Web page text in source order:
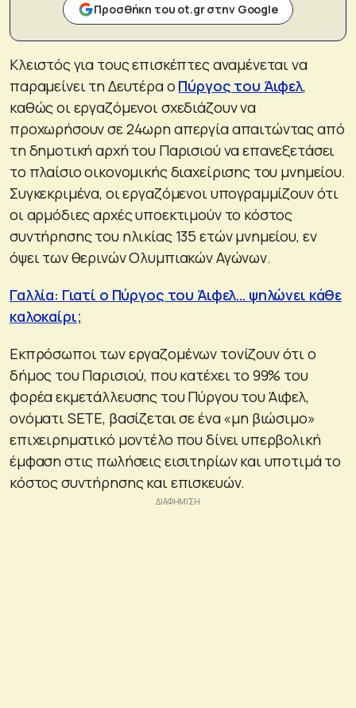
Προσθήκη του ot.gr στην Google
Κλειστός για τους επισκέπτες αναμένεται να
παραμείνει τη Δευτέρα ο Πύργος του Άιφελ,
καθώς οι εργαζόμενοι σχεδιάζουν να
προχωρήσουν σε 24ωρη απεργία απαιτώντας από
τη δημοτική αρχή του Παρισιού να επανεξετάσει
το πλαίσιο οικονομικής διαχείρισης του μνημείου.
Συγκεκριμένα, οι εργαζόμενοι υπογραμμίζουν ότι
οι αρμόδιες αρχές υποεκτιμούν το κόστος
συντήρησης του ηλικίας 135 ετών μνημείου, εν
όψει των θερινών Ολυμπιακών Αγώνων.
Γαλλία: Γιατί ο Πύργος του Άιφελ… ψηλώνει κάθε
καλοκαίρι;
Εκπρόσωποι των εργαζομένων τονίζουν ότι ο
δήμος του Παρισιού, που κατέχει το 99% του
φορέα εκμετάλλευσης του Πύργου του Άιφελ,
ονόματι SETE, βασίζεται σε ένα «μη βιώσιμο»
επιχειρηματικό μοντέλο που δίνει υπερβολική
έμφαση στις πωλήσεις εισιτηρίων και υποτιμά το
κόστος συντήρησης και επισκευών.